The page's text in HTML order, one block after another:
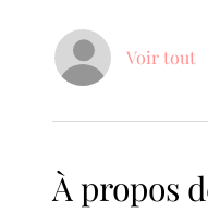
Voir tout
À propos